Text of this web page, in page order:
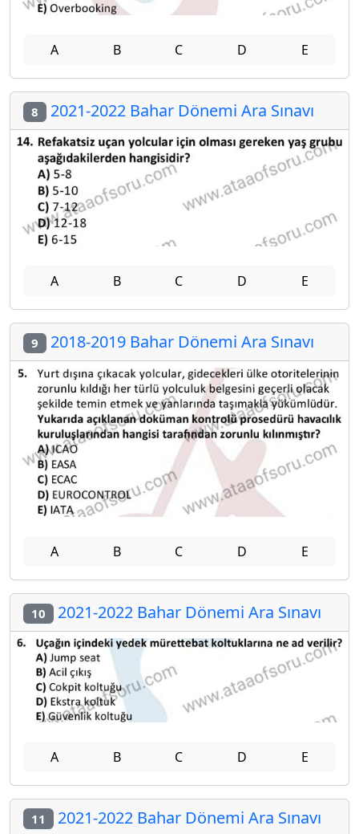
A B C D E
8 2021-2022 Bahar Dönemi Ara Sınavı
A B C D E
9 2018-2019 Bahar Dönemi Ara Sınavı
A B C D E
10 2021-2022 Bahar Dönemi Ara Sınavı
A B C D E
11 2021-2022 Bahar Dönemi Ara Sınavı